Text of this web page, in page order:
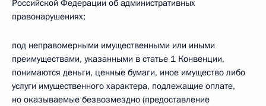
Российской Федерации об административных
правонарушениях;
под неправомерными имущественными или иными
преимуществами, указанными в статье 1 Конвенции,
понимаются деньги, ценные бумаги, иное имущество либо
услуги имущественного характера, подлежащие оплате,
но оказываемые безвозмездно (предоставление